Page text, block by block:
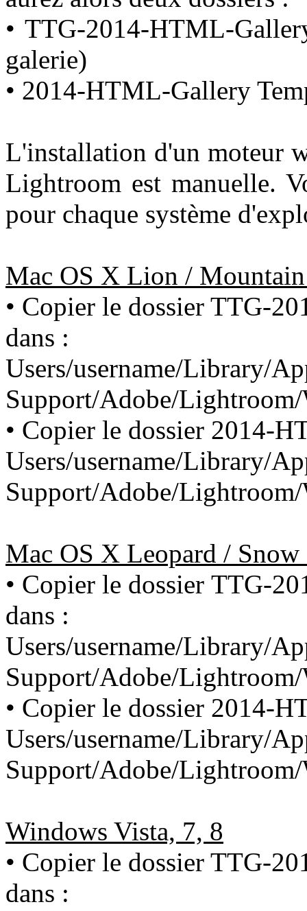
• TTG-2014-HTML-
galerie)
• 2014-HTML-Gallery
L'installation d'un moteur
Lightroom est manuelle.
pour chaque système
Mac OS X Lion /
• Copier le dossier TTG-
dans :
Users/username/Library/
Support/Adobe/
• Copier le dossier 2014-
Users/username/Library/
Support/Adobe/Lightroom/
Mac OS X Leopard / Snow
• Copier le dossier TTG-
dans :
Users/username/Library/
Support/Adobe/
• Copier le dossier 2014-
Users/username/Library/
Support/Adobe/Lightroom/
Windows Vista, 7, 8
• Copier le dossier TTG-
dans :